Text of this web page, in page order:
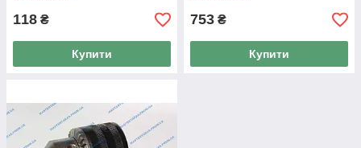
118 ₴
Купити
753 ₴
Купити